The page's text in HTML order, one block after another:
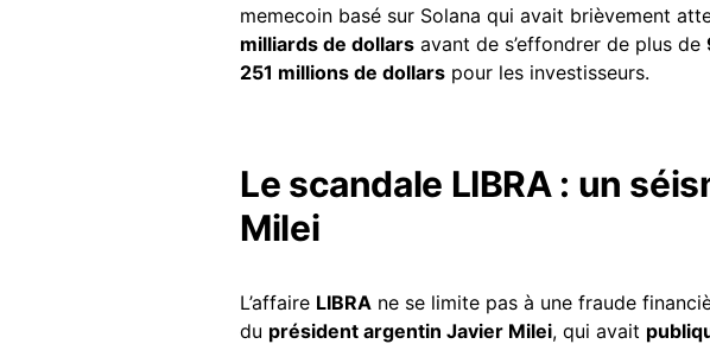
memecoin basé sur Solana qui avait brièvement
milliards de dollars avant de s’effondrer de plus de
251 millions de dollars pour les investisseurs.
Le scandale LIBRA : un
Milei
L’affaire LIBRA ne se limite pas à une fraude
du président argentin Javier Milei, qui avait